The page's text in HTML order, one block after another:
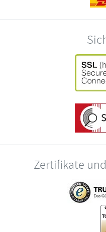
Zertifikate